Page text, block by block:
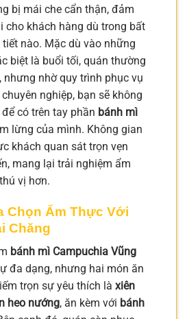
bị mái che cẩn thận, đảm
cho khách hàng dù trong bất
nào. Mặc dù vào những
biệt là buổi tối, quán thường
nhưng nhờ quy trình phục vụ
nghiệp, bạn sẽ không
có trên tay phần bánh mì
lừng của mình. Không gian
khách quan sát trọn vẹn
mang lại trải nghiệm ẩm
vị hơn.
Chọn Ẩm Thực Với
Chăng
bánh mì Campuchia Vũng
đa dạng, nhưng hai món ăn
trọn sự yêu thích là xiên
heo nướng, ăn kèm với bánh